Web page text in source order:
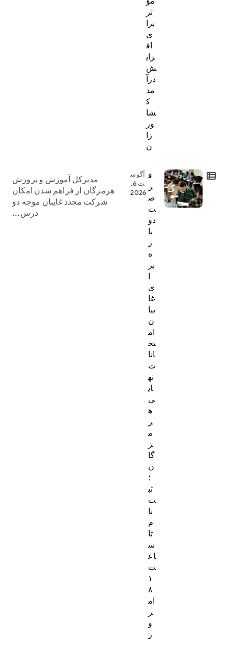
ثر
برا
ی
اف
زای
ش
درآ
مد
ک
شا
ور
زا
ن
ف
ر
ص
ت
دو
با
ر
ه
بر
ا
ی
غا
یبا
ن
ام
تح
انا
ت
نه
ای
ی
ه
ر
م
ز
گا
ن
؛
ثب
ت‌
نا
م
تا
س
اع
ت
۱
۸
ام
ر
و
ز
آگوس
ت 6,
2026
مدیرکل آموزش و پرورش
هرمزگان از فراهم شدن امکان
شرکت مجدد غایبان موجه دو
درس...